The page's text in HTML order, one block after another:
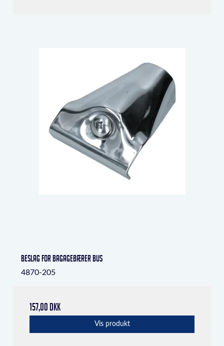
Beslag for bagagebærer Bus
4870-205
157,00 DKK
Vis produkt